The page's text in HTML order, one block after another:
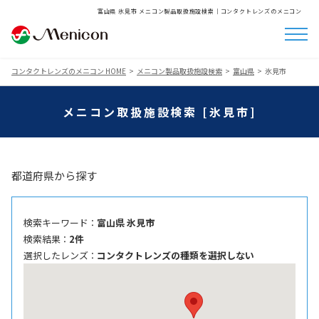
富山県 氷見市 メニコン製品取扱施設検索│コンタクトレンズのメニコン
コンタクトレンズのメニコン HOME メニコン製品取扱施設検索 富山県 氷見市
メニコン取扱施設検索 [氷見市]
都道府県から探す
検索キーワード ： 富山県 氷見市
検索結果 ： 2件
選択したレンズ ： コンタクトレンズの種類を選択しない